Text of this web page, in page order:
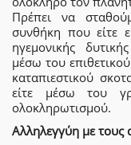
Πρέπει να
συνθήκη που είτε
ηγεμονικής
μέσω του
καταπιεστικού
είτε μέσω του
ολοκληρωτισμού.
Αλληλεγγύη με τους